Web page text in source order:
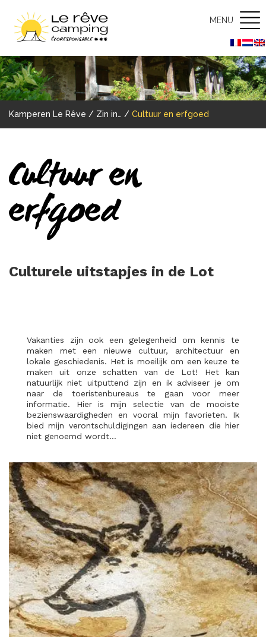
MENU
Kamperen Le Rêve / Zin in… / Cultuur en erfgoed
Cultuur en
erfgoed
Culturele uitstapjes in de Lot
Vakanties zijn ook een gelegenheid om kennis te
maken met een nieuwe cultuur, architectuur en
lokale geschiedenis. Het is moeilijk om een keuze te
maken uit onze schatten van de Lot! Het kan
natuurlijk niet uitputtend zijn en ik adviseer je om
naar de toeristenbureaus te gaan voor meer
informatie. Hier is mijn selectie van de mooiste
bezienswaardigheden en vooral mijn favorieten. Ik
bied mijn verontschuldigingen aan iedereen die hier
niet genoemd wordt…